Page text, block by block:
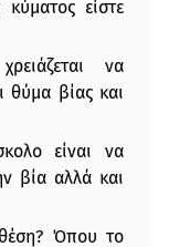
κύματος είστε
να
θύμα βίας και
είναι να
βία αλλά και
Όπου το